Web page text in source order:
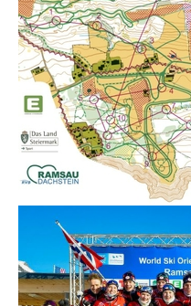
NM natt 2010
Camp Norway
World Cup 2015
O-NM 2017
Landegrensen
HA-karusellen
Historie
Veteranmesterskapet